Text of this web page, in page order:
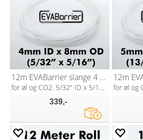
12m EVABarrier slange 4 mm ID x 8 mm OD
for øl og CO2. 5/32" ID x 5/16" OD
339,-